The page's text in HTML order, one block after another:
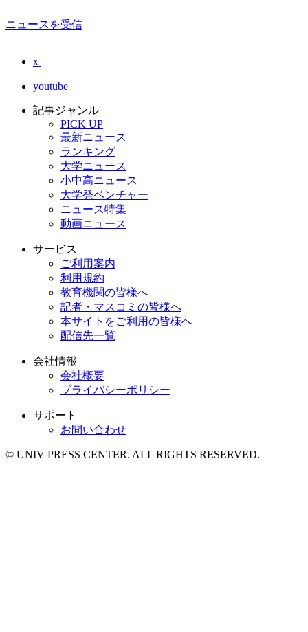
ニュースを受信
x
youtube
記事ジャンル
PICK UP
最新ニュース
ランキング
大学ニュース
小中高ニュース
大学発ベンチャー
ニュース特集
動画ニュース
サービス
ご利用案内
利用規約
教育機関の皆様へ
記者・マスコミの皆様へ
本サイトをご利用の皆様へ
配信先一覧
会社情報
会社概要
プライバシーポリシー
サポート
お問い合わせ
© UNIV PRESS CENTER. ALL RIGHTS RESERVED.